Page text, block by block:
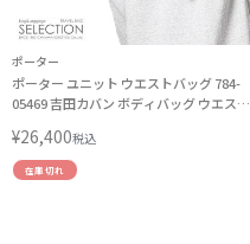
ポーター
ポーター ユニット ウエストバッグ 784-
05469 吉田カバン ボディバッグ ウエスト
¥26,400税込
在庫切れ